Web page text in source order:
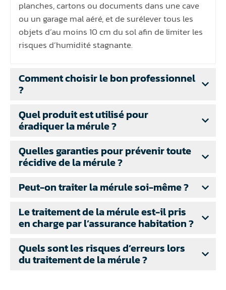
planches, cartons ou documents dans une cave
ou un garage mal aéré, et de surélever tous les
objets d’au moins 10 cm du sol afin de limiter les
risques d’humidité stagnante.
Comment choisir le bon professionnel
?
Quel produit est utilisé pour
éradiquer la mérule ?
Quelles garanties pour prévenir toute
récidive de la mérule ?
Peut-on traiter la mérule soi-même ?
Le traitement de la mérule est-il pris
en charge par l’assurance habitation ?
Quels sont les risques d’erreurs lors
du traitement de la mérule ?